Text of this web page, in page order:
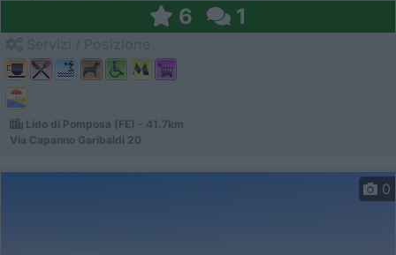
6 1
Lido di Pomposa (FE) - 41.7km
Via Capanno Garibaldi 20
0